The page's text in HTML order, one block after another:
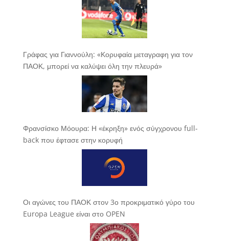
Γράφας για Γιαννούλη: «Κορυφαία μεταγραφη για τον
ΠΑΟΚ, μπορεί να καλύψει όλη την πλευρά»
Φρανσίσκο Μόουρα: Η «έκρηξη» ενός σύγχρονου full-
back που έφτασε στην κορυφή
Οι αγώνες του ΠΑΟΚ στον 3ο προκριματικό γύρο του
Europa League είναι στο OPEN